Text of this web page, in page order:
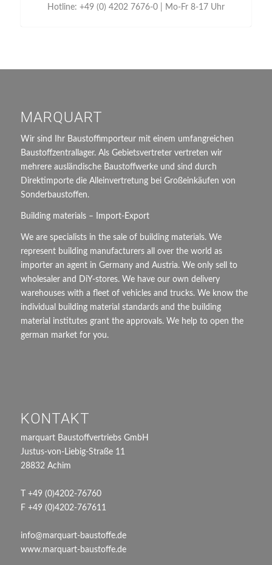
Hotline: +49 (0) 4202 7676-0 | Mo-Fr 8-17 Uhr
MARQUART
Wir sind Ihr Baustoffimporteur mit einem umfangreichen
Baustoffzentrallager. Als Gebietsvertreter vertreten wir
mehrere ausländische Baustoffwerke und sind durch
Direktimporte die Alleinvertretung bei Großeinkäufen von
Sonderbaustoffen.
Building materials – Import-Export
We are specialists in the sale of building materials. We
represent building manufacturers all over the world as
importer an agent in Germany and Austria. We only sell to
wholesaler and DiY-stores. We have our own delivery
warehouses with a fleet of vehicles and trucks. We know the
individual building material standards and the building
material institutes grant the approvals. We help to open the
german market for you.
KONTAKT
marquart Baustoffvertriebs GmbH
Justus-von-Liebig-Straße 11
28832 Achim
T +49 (0)4202-76760
F +49 (0)4202-767611
info@marquart-baustoffe.de
www.marquart-baustoffe.de